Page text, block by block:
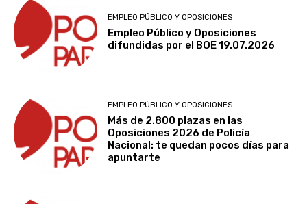
EMPLEO PÚBLICO Y OPOSICIONES
Empleo Público y Oposiciones
difundidas por el BOE 19.07.2026
EMPLEO PÚBLICO Y OPOSICIONES
Más de 2.800 plazas en las
Oposiciones 2026 de Policía
Nacional: te quedan pocos días para
apuntarte